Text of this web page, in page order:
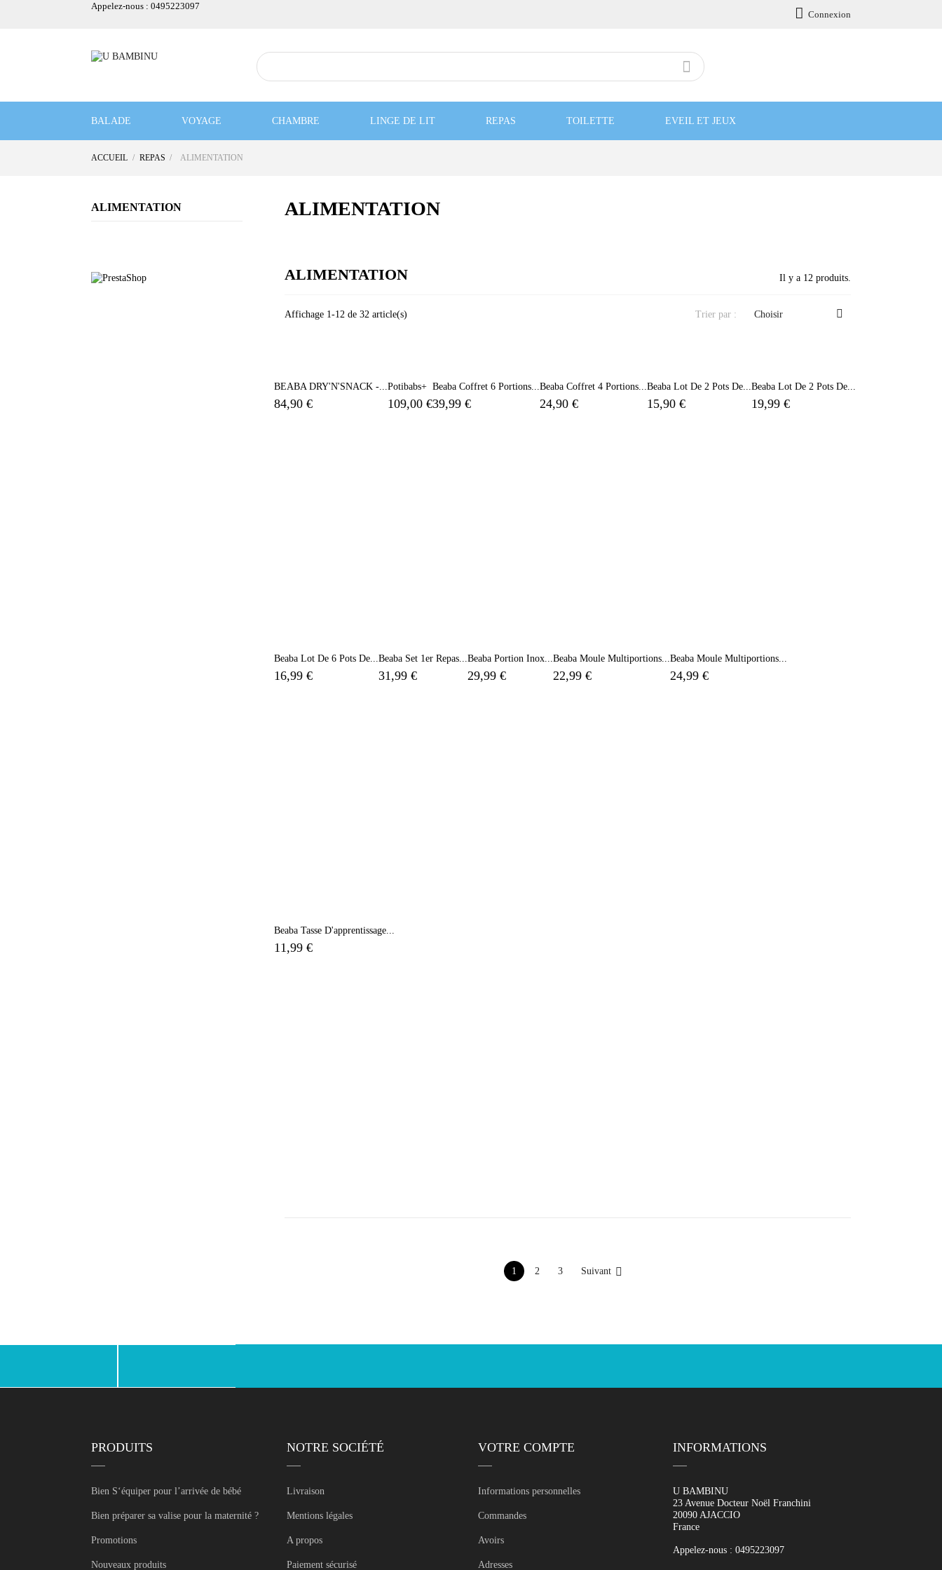
Appelez-nous : 0495223097  Connexion

BALADE VOYAGE CHAMBRE LINGE DE LIT REPAS TOILETTE EVEIL ET JEUX
BON PLAN Notre sélection
ACCUEIL REPAS ALIMENTATION
ALIMENTATION ALIMENTATION
ALIMENTATION Il y a 12 produits.
Affichage 1-12 de 32 article(s) Trier par : Choisir 
BEABA DRY'N'SNACK -...
84,90 €
Potibabs+
109,00 €
Beaba Coffret 6 Portions...
39,99 €
Beaba Coffret 4 Portions...
24,90 €
Beaba Lot De 2 Pots De...
15,90 €
Beaba Lot De 2 Pots De...
19,99 €
Beaba Lot De 6 Pots De...
16,99 €
Beaba Set 1er Repas...
31,99 €
Beaba Portion Inox...
29,99 €
Beaba Moule Multiportions...
22,99 €
Beaba Moule Multiportions...
24,99 €
Beaba Tasse D'apprentissage...
11,99 €
1 2 3 Suivant 
PRODUITS
Bien S‘équiper pour l’arrivée de bébé
Bien préparer sa valise pour la maternité ?
Promotions
Nouveaux produits
NOTRE SOCIÉTÉ
Livraison
Mentions légales
A propos
Paiement sécurisé
VOTRE COMPTE
Informations personnelles
Commandes
Avoirs
Adresses
INFORMATIONS
U BAMBINU
23 Avenue Docteur Noël Franchini
20090 AJACCIO
France
Appelez-nous : 0495223097